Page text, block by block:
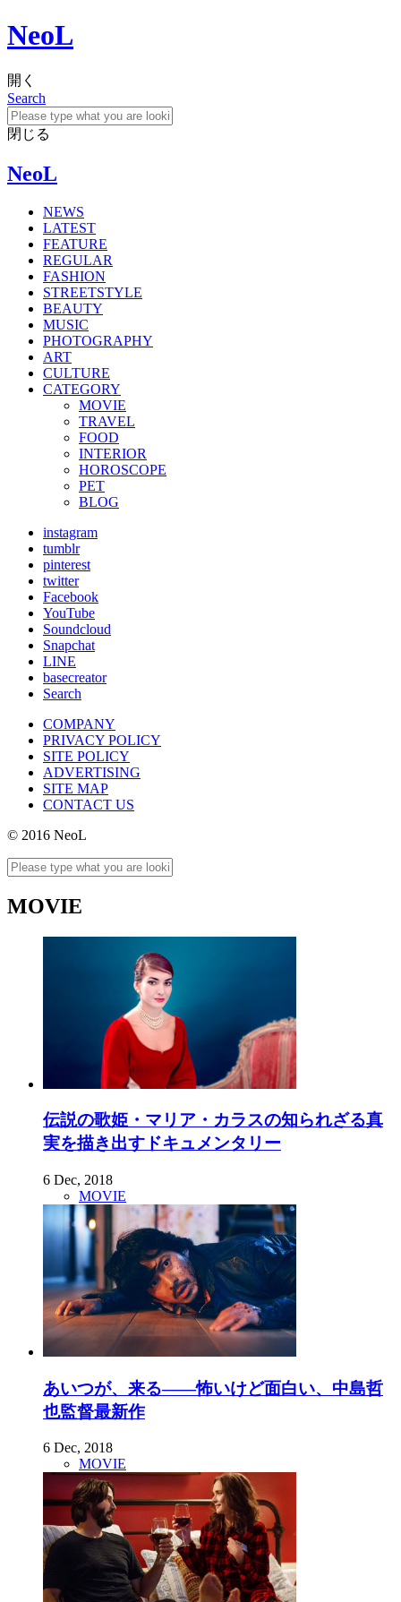
NeoL
開く
Search
閉じる
NeoL
NEWS
LATEST
FEATURE
REGULAR
FASHION
STREETSTYLE
BEAUTY
MUSIC
PHOTOGRAPHY
ART
CULTURE
CATEGORY
MOVIE
TRAVEL
FOOD
INTERIOR
HOROSCOPE
PET
BLOG
instagram
tumblr
pinterest
twitter
Facebook
YouTube
Soundcloud
Snapchat
LINE
basecreator
Search
COMPANY
PRIVACY POLICY
SITE POLICY
ADVERTISING
SITE MAP
CONTACT US
© 2016 NeoL
MOVIE
伝説の歌姫・マリア・カラスの知られざる真
実を描き出すドキュメンタリー
6 Dec, 2018
MOVIE
あいつが、来る――怖いけど面白い、中島哲
也監督最新作
6 Dec, 2018
MOVIE